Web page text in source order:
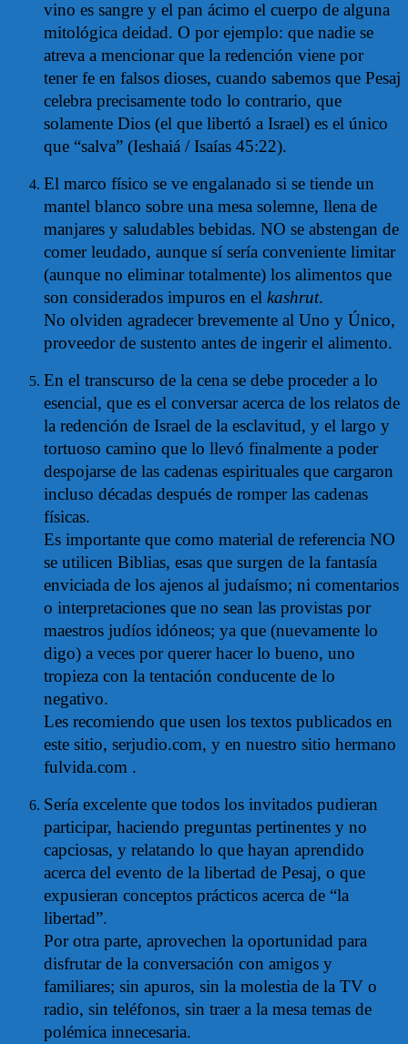
vino es sangre y el pan ácimo el cuerpo de alguna
mitológica deidad. O por ejemplo: que nadie se
atreva a mencionar que la redención viene por
tener fe en falsos dioses, cuando sabemos que Pesaj
celebra precisamente todo lo contrario, que
solamente Dios (el que libertó a Israel) es el único
que “salva” (Ieshaiá / Isaías 45:22).
El marco físico se ve engalanado si se tiende un
mantel blanco sobre una mesa solemne, llena de
manjares y saludables bebidas. NO se abstengan de
comer leudado, aunque sí sería conveniente limitar
(aunque no eliminar totalmente) los alimentos que
son considerados impuros en el kashrut.
No olviden agradecer brevemente al Uno y Único,
proveedor de sustento antes de ingerir el alimento.
En el transcurso de la cena se debe proceder a lo
esencial, que es el conversar acerca de los relatos de
la redención de Israel de la esclavitud, y el largo y
tortuoso camino que lo llevó finalmente a poder
despojarse de las cadenas espirituales que cargaron
incluso décadas después de romper las cadenas
físicas.
Es importante que como material de referencia NO
se utilicen Biblias, esas que surgen de la fantasía
enviciada de los ajenos al judaísmo; ni comentarios
o interpretaciones que no sean las provistas por
maestros judíos idóneos; ya que (nuevamente lo
digo) a veces por querer hacer lo bueno, uno
tropieza con la tentación conducente de lo
negativo.
Les recomiendo que usen los textos publicados en
este sitio, serjudio.com, y en nuestro sitio hermano
fulvida.com .
Sería excelente que todos los invitados pudieran
participar, haciendo preguntas pertinentes y no
capciosas, y relatando lo que hayan aprendido
acerca del evento de la libertad de Pesaj, o que
expusieran conceptos prácticos acerca de “la
libertad”.
Por otra parte, aprovechen la oportunidad para
disfrutar de la conversación con amigos y
familiares; sin apuros, sin la molestia de la TV o
radio, sin teléfonos, sin traer a la mesa temas de
polémica innecesaria.